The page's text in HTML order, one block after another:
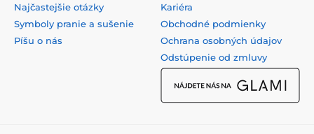
Najčastejšie otázky
Symboly pranie a sušenie
Píšu o nás
Kariéra
Obchodné podmienky
Ochrana osobných údajov
Odstúpenie od zmluvy